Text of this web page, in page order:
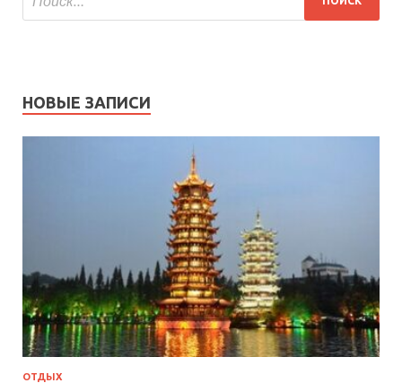
НОВЫЕ ЗАПИСИ
ОТДЫХ